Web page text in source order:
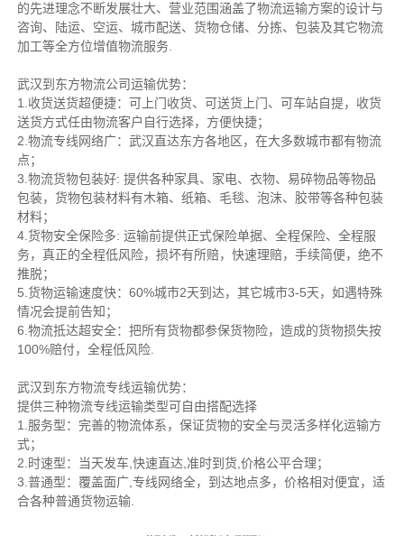
的先进理念不断发展壮大、营业范围涵盖了物流运输方案的设计与
咨询、陆运、空运、城市配送、货物仓储、分拣、包装及其它物流
加工等全方位增值物流服务.
武汉到东方物流公司运输优势：
1.收货送货超便捷：可上门收货、可送货上门、可车站自提，收货
送货方式任由物流客户自行选择，方便快捷；
2.物流专线网络广：武汉直达东方各地区，在大多数城市都有物流
点；
3.物流货物包装好: 提供各种家具、家电、衣物、易碎物品等物品
包装，货物包装材料有木箱、纸箱、毛毯、泡沫、胶带等各种包装
材料；
4.货物安全保险多: 运输前提供正式保险单据、全程保险、全程服
务，真正的全程低风险，损坏有所赔，快速理赔，手续简便，绝不
推脱；
5.货物运输速度快：60%城市2天到达，其它城市3-5天，如遇特殊
情况会提前告知；
6.物流抵达超安全：把所有货物都参保货物险，造成的货物损失按
100%赔付，全程低风险.
武汉到东方物流专线运输优势：
提供三种物流专线运输类型可自由搭配选择
1.服务型：完善的物流体系，保证货物的安全与灵活多样化运输方
式；
2.时速型：当天发车,快速直达,准时到货,价格公平合理；
3.普通型：覆盖面广,专线网络全，到达地点多，价格相对便宜，适
合各种普通货物运输.